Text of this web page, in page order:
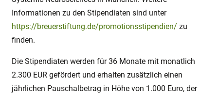
Informationen zu den Stipendiaten sind unter
https://breuerstiftung.de/promotionsstipendien/ zu
finden.
Die Stipendiaten werden für 36 Monate mit monatlich
2.300 EUR gefördert und erhalten zusätzlich einen
jährlichen Pauschalbetrag in Höhe von 1.000 Euro, der